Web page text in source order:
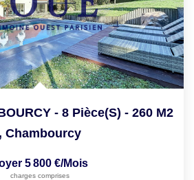
- 8 Pièce(s) - 260 M2
, Chambourcy
5 800 €/mois
charges comprises